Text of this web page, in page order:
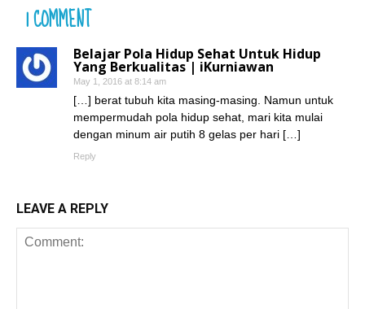
1 COMMENT
Belajar Pola Hidup Sehat Untuk Hidup
Yang Berkualitas | iKurniawan
May 1, 2016 at 8:14 am
[…] berat tubuh kita masing-masing. Namun untuk
mempermudah pola hidup sehat, mari kita mulai
dengan minum air putih 8 gelas per hari […]
Reply
LEAVE A REPLY